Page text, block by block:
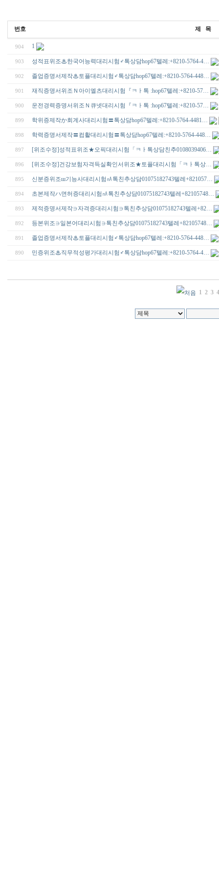
번호 제 목
904 1
903 성적표위조♨한국어능력대리시험♂톡상담hop67텔레:+8210-5764-4…
902 졸업증명서제작♨토플대리시험♂톡상담hop67텔레:+8210-5764-448…
901 재직증명서위조Ｎ아이엘츠대리시험『ㅋㅏ톡 :hop67텔레:+8210-57…
900 운전경력증명서위조Ｎ큐넷대리시험『ㅋㅏ톡 :hop67텔레:+8210-57…
899 학위증제작か회계사대리시험〓톡상담hop67텔레:+8210-5764-4481…
898 학력증명서제작〓컴활대리시험〓톡상담hop67텔레:+8210-5764-448…
897 [위조수정]성적표위조★오픽대리시험「ㅋㅏ톡상담친추0108039406…
896 [위조수정]건강보험자격득실확인서위조★토플대리시험「ㅋㅏ톡상…
895 신분증위조ш기능사대리시험㎁톡친추상담01075182743텔레+821057…
894 초본제작ハ면허증대리시험㎁톡친추상담01075182743텔레+82105748…
893 제적증명서제작∋자격증대리시험∋톡친추상담01075182743텔레+82…
892 등본위조∋일본어대리시험∋톡친추상담01075182743텔레+82105748…
891 졸업증명서제작♨토플대리시험♂톡상담hop67텔레:+8210-5764-448…
890 민증위조♨직무적성평가대리시험♂톡상담hop67텔레:+8210-5764-4…
1 2 3 4